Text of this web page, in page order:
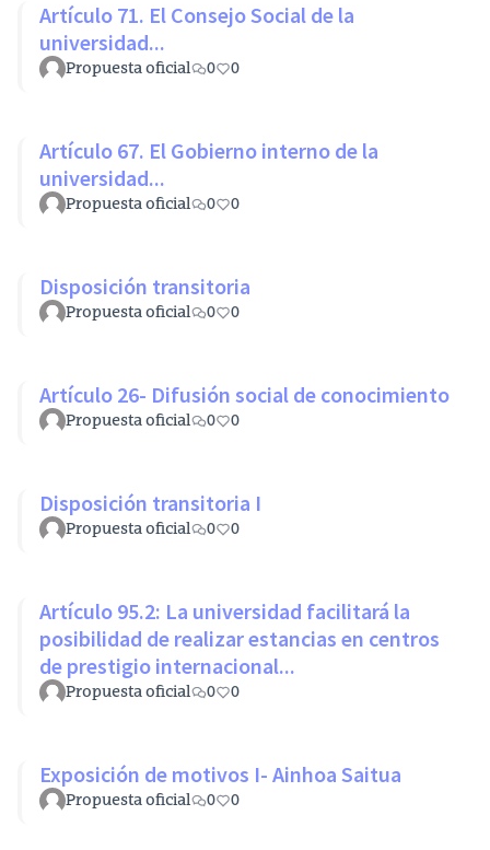
Artículo 71. El Consejo Social de la
universidad...
Propuesta oficial 0 0
Artículo 67. El Gobierno interno de la
universidad...
Propuesta oficial 0 0
Disposición transitoria
Propuesta oficial 0 0
Artículo 26- Difusión social de conocimiento
Propuesta oficial 0 0
Disposición transitoria I
Propuesta oficial 0 0
Artículo 95.2: La universidad facilitará la
posibilidad de realizar estancias en centros
de prestigio internacional...
Propuesta oficial 0 0
Exposición de motivos I- Ainhoa Saitua
Propuesta oficial 0 0